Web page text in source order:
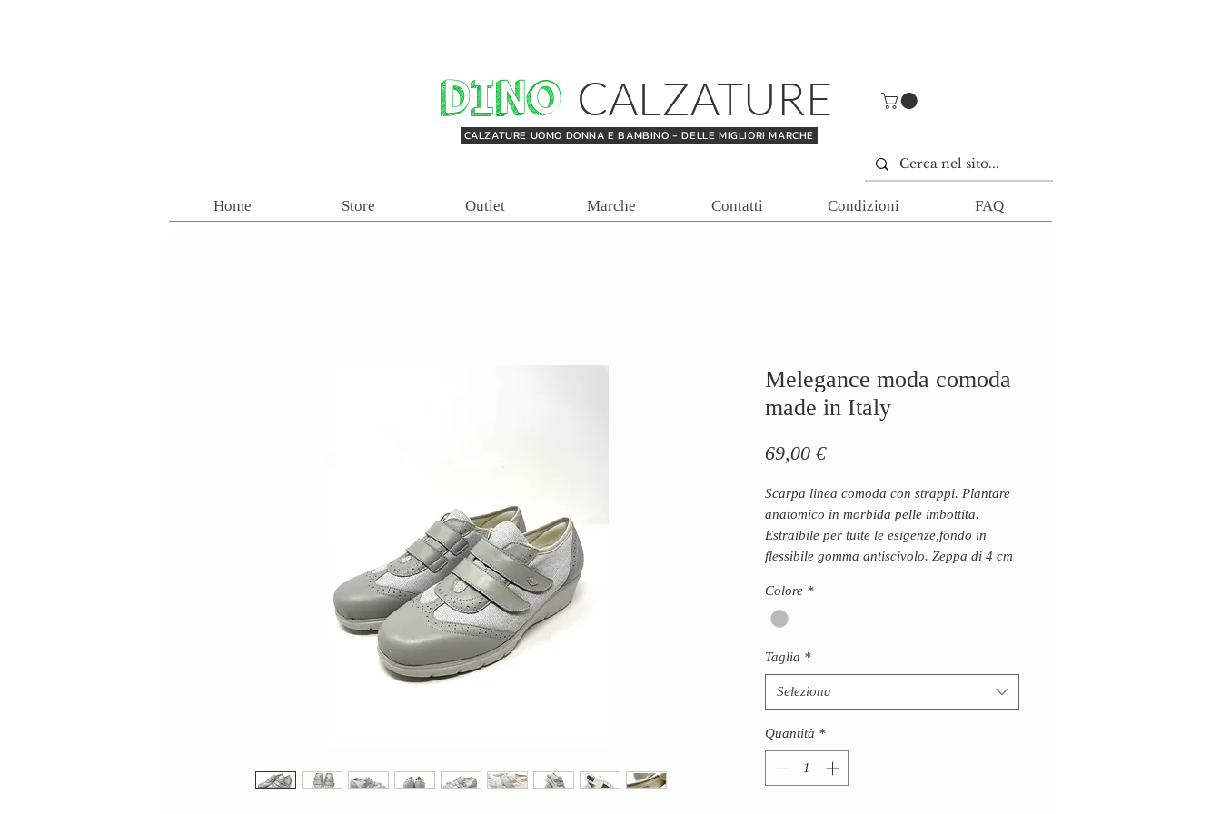
DINO
CALZATURE UOMO DONNA E BAMBINO - DELLE MIGLIORI MARCHE
CALZATURE
Home Store Outlet Marche Contatti Condizioni FAQ
Melegance moda comoda
made in Italy
69,00 €Prezzo
Scarpa linea comoda con strappi. Plantare
anatomico in morbida pelle imbottita.
Estraibile per tutte le esigenze,fondo in
flessibile gomma antiscivolo. Zeppa di 4 cm
made in Italy
Colore *
Taglia *
Seleziona
Quantità *